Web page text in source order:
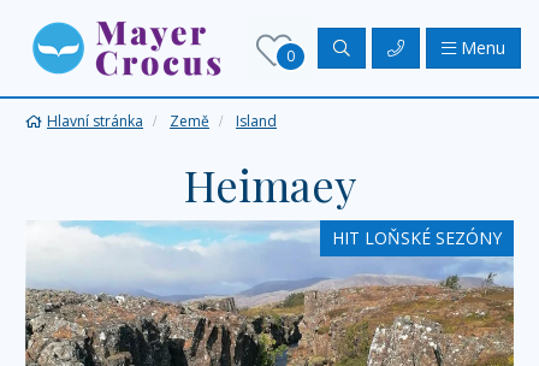
0 Menu
Hlavní stránka Země Island
Heimaey
HIT LOŇSKÉ SEZÓNY